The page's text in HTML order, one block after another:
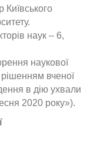
Київського
наук – 6,
наукової
вченої
в дію ухвали
2020 року»).